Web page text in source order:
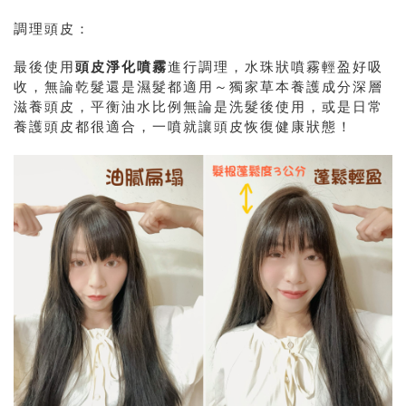
調理頭皮：
最後使用頭皮淨化噴霧進行調理，水珠狀噴霧輕盈好吸
收，無論乾髮還是濕髮都適用～獨家草本養護成分深層
滋養頭皮，平衡油水比例無論是洗髮後使用，或是日常
養護頭皮都很適合，一噴就讓頭皮恢復健康狀態！